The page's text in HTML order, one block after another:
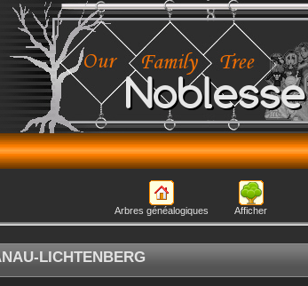
Noblesse
Arbres généalogiques Afficher
LICHTENBERG